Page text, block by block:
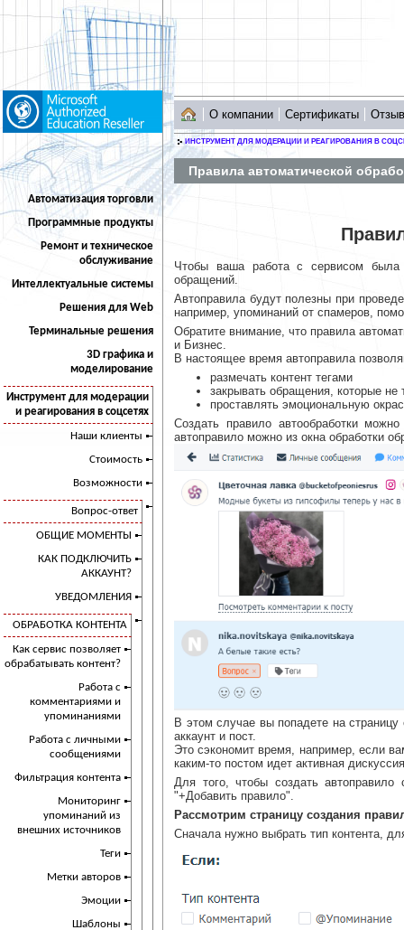
Автоматизация торговли
Программные продукты
Ремонт и техническое
обслуживание
Интеллектуальные системы
Решения для Web
Терминальные решения
3D графика и
моделирование
Инструмент для модерации
и реагирования в соцсетях
Наши клиенты
Стоимость
Возможности
Вопрос-ответ
ОБЩИЕ МОМЕНТЫ
КАК ПОДКЛЮЧИТЬ
АККАУНТ?
УВЕДОМЛЕНИЯ
ОБРАБОТКА КОНТЕНТА
Как сервис позволяет
обрабатывать контент?
Работа с
комментариями и
упоминаниями
Работа с личными
сообщениями
Фильтрация контента
Мониторинг
упоминаний из
внешних источников
Теги
Метки авторов
Эмоции
Шаблоны
О компании Сертификаты
ИНСТРУМЕНТ ДЛЯ МОДЕРАЦИИ И РЕАГИРОВАНИЯ В
Правила автоматической
Чтобы ваша работа с сервисом была
обращений.
Автоправила будут полезны при
например, упоминаний от спамеров,
Обратите внимание, что правила
и Бизнес.
В настоящее время автоправила
размечать контент тегами
закрывать обращения, которые не
проставлять эмоциональную
Создать правило автообработки
автоправило можно из окна обработки
В этом случае вы попадете на
аккаунт и пост.
Это сэкономит время, например, если
каким-то постом идет активная
Для того, чтобы создать
"+Добавить правило".
Рассмотрим страницу создания
Сначала нужно выбрать тип контента,